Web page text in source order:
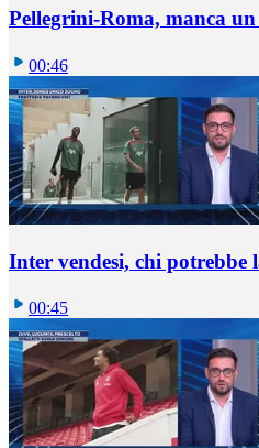
Pellegrini-Roma, manca
00:46
Inter vendesi, chi potrebbe
00:45